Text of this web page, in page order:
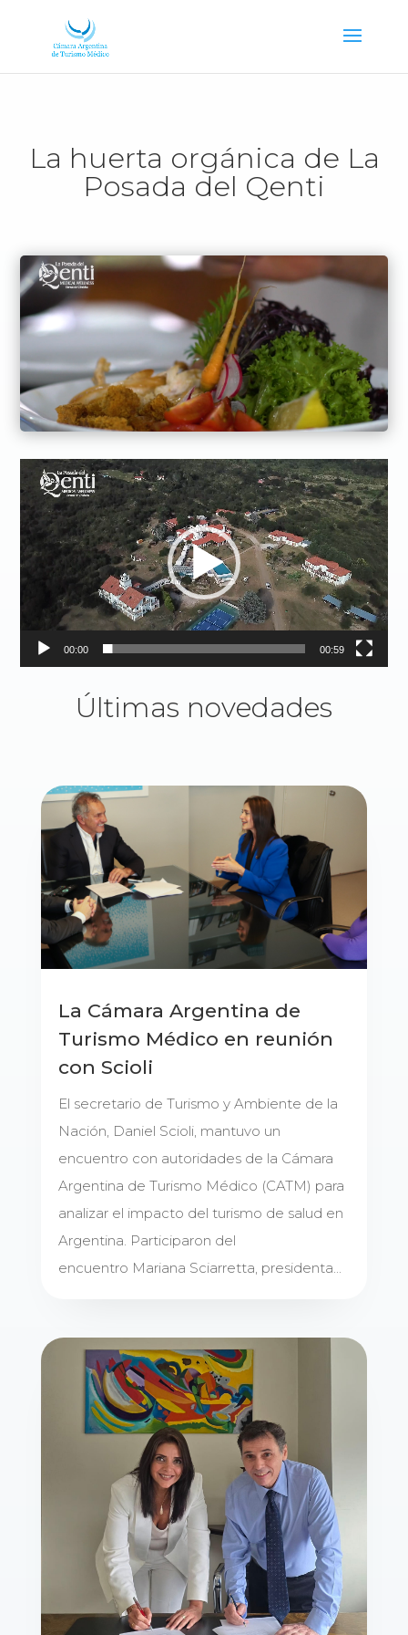
La huerta orgánica de La
Posada del Qenti
Reproductor
de
vídeo
00:00 00:59
Últimas novedades
La Cámara Argentina de
Turismo Médico en reunión
con Scioli
El secretario de Turismo y Ambiente de la
Nación, Daniel Scioli, mantuvo un
encuentro con autoridades de la Cámara
Argentina de Turismo Médico (CATM) para
analizar el impacto del turismo de salud en
Argentina. Participaron del
encuentro Mariana Sciarretta, presidenta...